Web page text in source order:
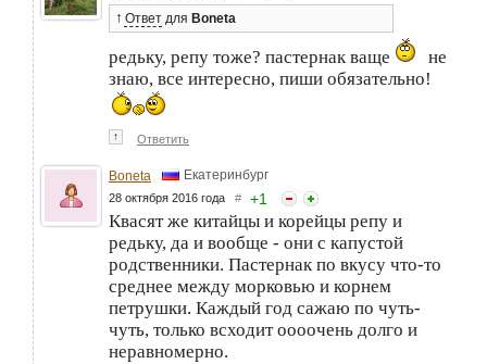
↑ Ответ для Boneta
редьку, репу тоже? пастернак ваще
не
знаю, все интересно, пиши обязательно!
↑ Ответить
Boneta Екатеринбург
28 октября 2016 года # +1
Квасят же китайцы и корейцы репу и
редьку, да и вообще - они с капустой
родственники. Пастернак по вкусу что-то
среднее между морковью и корнем
петрушки. Каждый год сажаю по чуть-
чуть, только всходит оооочень долго и
неравномерно.